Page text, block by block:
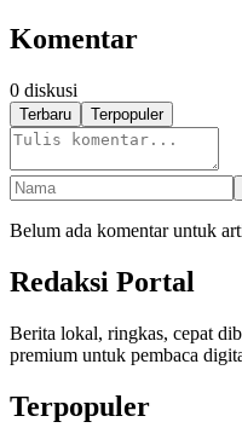
Komentar
0 diskusi
Terbaru Terpopuler
Belum ada komentar untuk
Redaksi Portal
Berita lokal, ringkas, cepat
premium untuk pembaca
Terpopuler